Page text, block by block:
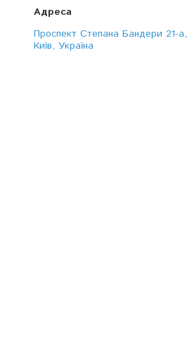
Проспект Степана Бандери 21-а,
Київ, Україна